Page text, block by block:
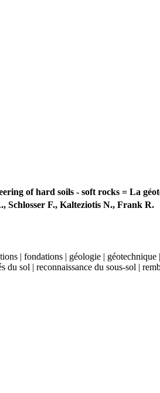
of hard soils - soft rocks = La
Schlosser F., Kalteziotis N., Frank R.
| fondations | géologie |
du sol | reconnaissance du sous-sol |